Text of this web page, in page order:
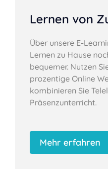
Lernen von
Über unsere E-
Lernen zu Hause
bequemer. Nutzen
prozentige Online
kombinieren Sie
Präsenzunterricht.
Mehr erfahren